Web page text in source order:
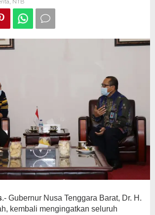
NTB
.- Gubernur Nusa Tenggara Barat, Dr. H.
kembali mengingatkan seluruh